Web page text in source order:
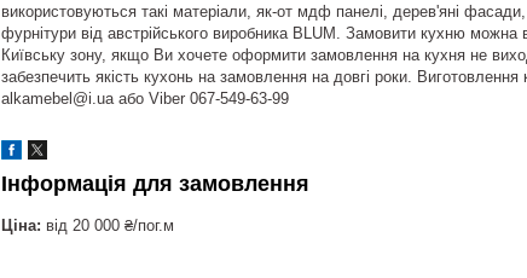
використовуються такі матеріали, як-от мдф панелі, дерев'яні
фурнітури від австрійського виробника BLUM. Замовити кухню
Київську зону, якщо Ви хочете оформити замовлення на кухня не
забезпечить якість кухонь на замовлення на довгі роки.
alkamebel@i.ua або Viber 067-549-63-99
Інформація для замовлення
Ціна: від 20 000 ₴/пог.м